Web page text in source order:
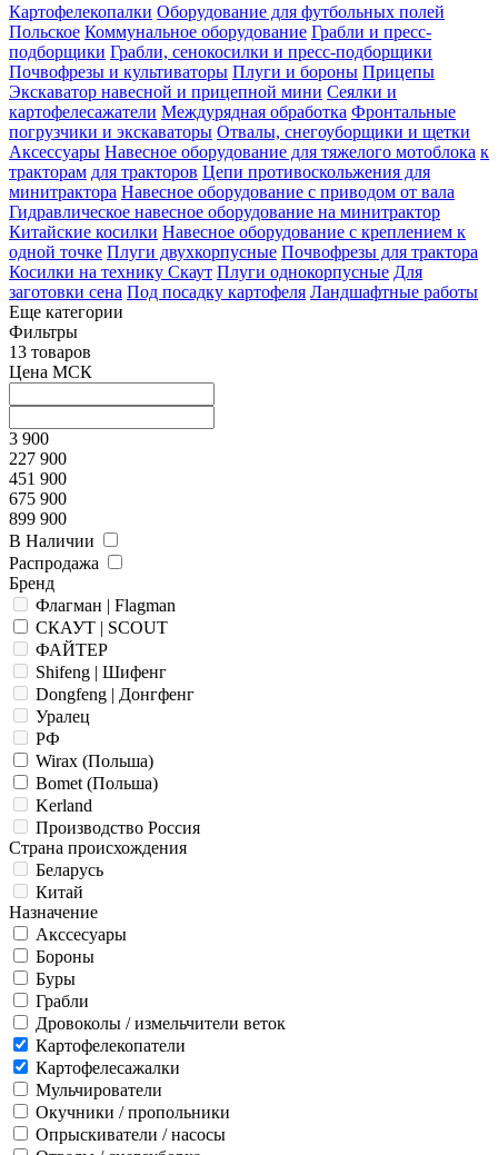
Картофелекопалки Оборудование для футбольных полей
Польское Коммунальное оборудование Грабли и пресс-
подборщики Грабли, сенокосилки и пресс-подборщики
Почвофрезы и культиваторы Плуги и бороны Прицепы
Экскаватор навесной и прицепной мини Сеялки и
картофелесажатели Междурядная обработка Фронтальные
погрузчики и экскаваторы Отвалы, снегоуборщики и щетки
Аксессуары Навесное оборудование для тяжелого мотоблока к
тракторам для тракторов Цепи противоскольжения для
минитрактора Навесное оборудование с приводом от вала
Гидравлическое навесное оборудование на минитрактор
Китайские косилки Навесное оборудование с креплением к
одной точке Плуги двухкорпусные Почвофрезы для трактора
Косилки на технику Скаут Плуги однокорпусные Для
заготовки сена Под посадку картофеля Ландшафтные работы
Еще категории
Фильтры
13 товаров
Цена МСК
3 900
227 900
451 900
675 900
899 900
В Наличии
Распродажа
Бренд
Флагман | Flagman
СКАУТ | SCOUT
ФАЙТЕР
Shifeng | Шифенг
Dongfeng | Донгфенг
Уралец
РФ
Wirax (Польша)
Bomet (Польша)
Kerland
Производство Россия
Страна происхождения
Беларусь
Китай
Назначение
Акссесуары
Бороны
Буры
Грабли
Дровоколы / измельчители веток
Картофелекопатели
Картофелесажалки
Мульчирователи
Окучники / пропольники
Опрыскиватели / насосы